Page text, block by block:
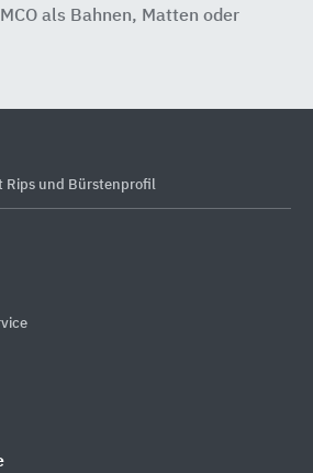
als Bahnen, Matten oder
Rips und Bürstenprofil